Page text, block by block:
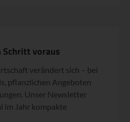
Schritt voraus
verändert sich – bei
pflanzlichen Angeboten
Unser Newsletter
im Jahr kompakte